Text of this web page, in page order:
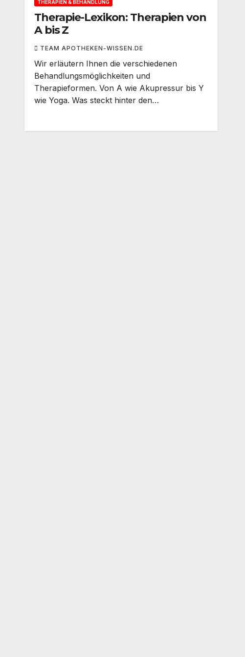
THERAPIEN & BEHANDLUNG
Therapie-Lexikon: Therapien von
A bis Z
TEAM APOTHEKEN-WISSEN.DE
Wir erläutern Ihnen die verschiedenen
Behandlungsmöglichkeiten und
Therapieformen. Von A wie Akupressur bis Y
wie Yoga. Was steckt hinter den…